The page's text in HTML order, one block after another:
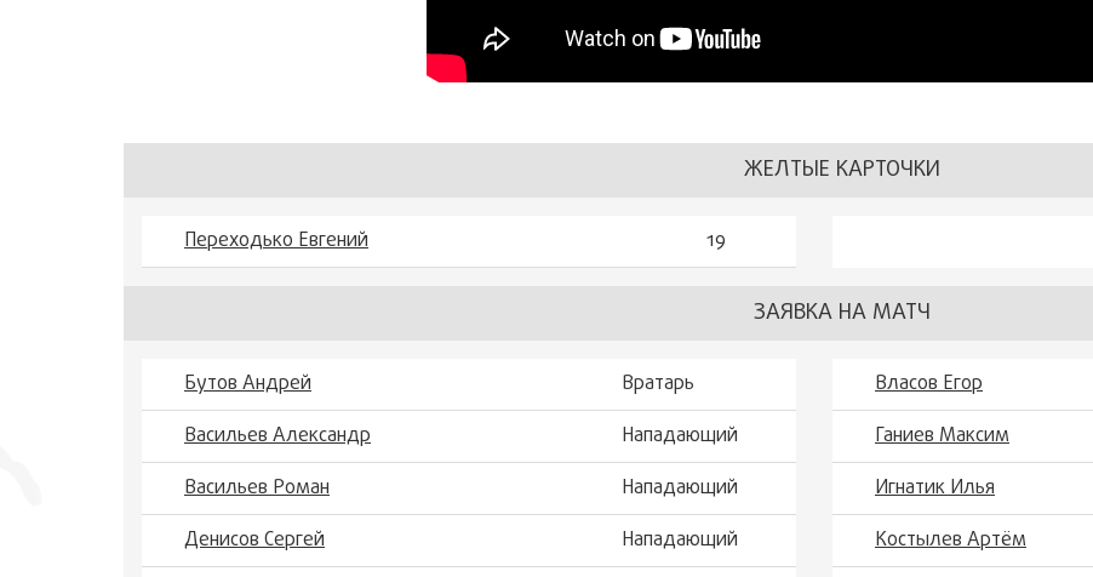
ЖЕЛТЫЕ КАРТОЧКИ
Переходько Евгений 19
ЗАЯВКА НА МАТЧ
Бутов Андрей
Вратарь
Васильев Александр
Нападающий
Васильев Роман
Нападающий
Денисов Сергей
Нападающий
Власов Егор
Ганиев Максим
Игнатик Илья
Костылев Артём